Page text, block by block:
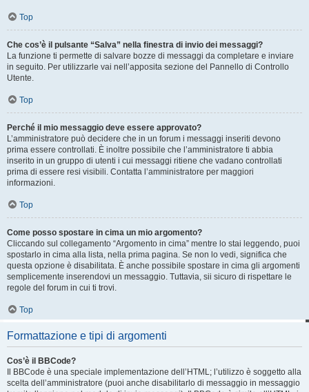
Top
Che cos’è il pulsante “Salva” nella finestra di invio dei messaggi?
La funzione ti permette di salvare bozze di messaggi da completare e inviare
in seguito. Per utilizzarle vai nell’apposita sezione del Pannello di Controllo
Utente.
Top
Perché il mio messaggio deve essere approvato?
L’amministratore può decidere che in un forum i messaggi inseriti devono
prima essere controllati. È inoltre possibile che l’amministratore ti abbia
inserito in un gruppo di utenti i cui messaggi ritiene che vadano controllati
prima di essere resi visibili. Contatta l’amministratore per maggiori
informazioni.
Top
Come posso spostare in cima un mio argomento?
Cliccando sul collegamento “Argomento in cima” mentre lo stai leggendo, puoi
spostarlo in cima alla lista, nella prima pagina. Se non lo vedi, significa che
questa opzione è disabilitata. È anche possibile spostare in cima gli argomenti
semplicemente inserendovi un messaggio. Tuttavia, sii sicuro di rispettare le
regole del forum in cui ti trovi.
Top
Formattazione e tipi di argomenti
Cos’è il BBCode?
Il BBCode è una speciale implementazione dell’HTML; l’utilizzo è soggetto alla
scelta dell’amministratore (puoi anche disabilitarlo di messaggio in messaggio